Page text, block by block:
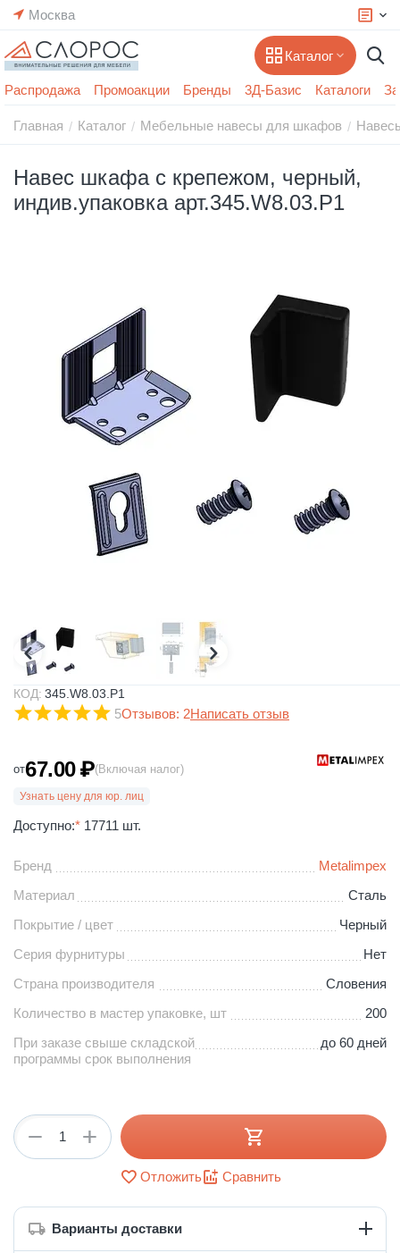
Москва
Каталог
Распродажа Промоакции Бренды 3Д-Базис Каталоги
Главная / Каталог / Мебельные навесы для шкафов /
Навес шкафа с крепежом, черный,
индив.упаковка арт.345.W8.03.P1
КОД: 345.W8.03.P1
5Отзывов: 2Написать отзыв
от67.00₽(Включая налог)
Узнать цену для юр. лиц
Доступно:* 17711 шт.
Бренд
Metalimpex
Материал
Сталь
Покрытие / цвет
Черный
Серия фурнитуры
Нет
Страна производителя
Словения
Количество в мастер упаковке, шт
200
При заказе свыше складской
программы срок выполнения
до 60 дней
+
−
Отложить Сравнить
Варианты доставки